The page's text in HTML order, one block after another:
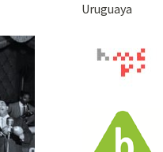
Uruguaya